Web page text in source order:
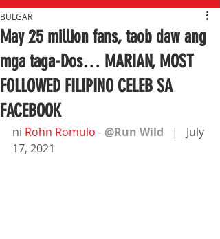
May 25 million fans, taob daw ang
mga taga-Dos… MARIAN, MOST
FOLLOWED FILIPINO CELEB SA
FACEBOOK
BULGAR
ni Rohn Romulo - @Run Wild
|   July
17, 2021